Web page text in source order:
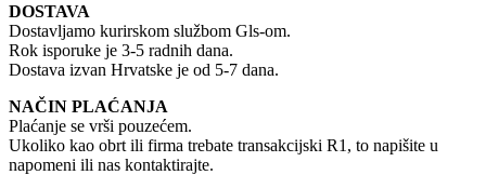
DOSTAVA
Dostavljamo kurirskom službom Gls-om.
Rok isporuke je 3-5 radnih dana.
Dostava izvan Hrvatske je od 5-7 dana.
NAČIN PLAĆANJA
Plaćanje se vrši pouzećem.
Ukoliko kao obrt ili firma trebate transakcijski R1, to napišite u
napomeni ili nas kontaktirajte.